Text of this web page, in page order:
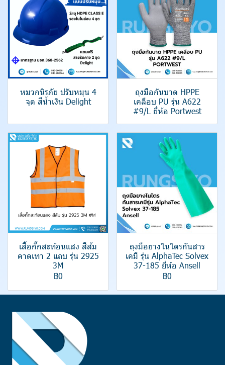
หมวกนิรภัย ปรับหมุน 4
จุด สีน้ำเงิน Delight
ถุงมือกันบาด HPPE
เคลือบ PU รุ่น A622
#9/L ยี่ห้อ Portwest
เสื้อกั๊กสะท้อนแสง สีส้ม
คาดเทา 2 แถบ รุ่น 2925
3M
฿0
ถุงมือยางไนไตรกันสาร
เคมี รุ่น AlphaTec Solvex
37-185 ยี่ห้อ Ansell
฿0